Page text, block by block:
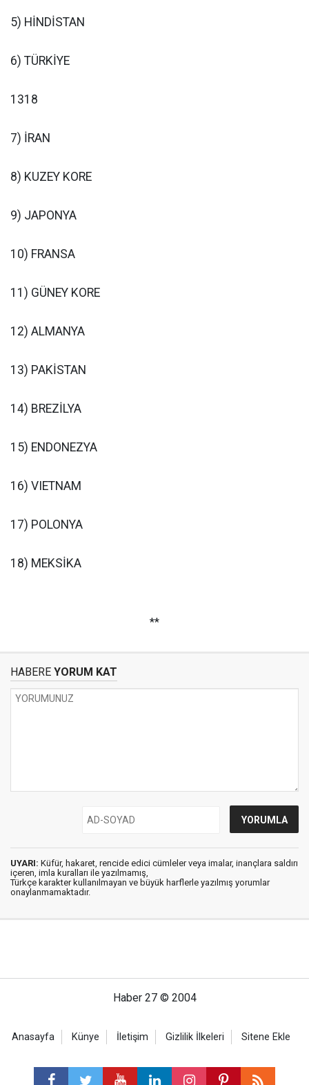
5) HİNDİSTAN
6) TÜRKİYE
1318
7) İRAN
8) KUZEY KORE
9) JAPONYA
10) FRANSA
11) GÜNEY KORE
12) ALMANYA
13) PAKİSTAN
14) BREZİLYA
15) ENDONEZYA
16) VIETNAM
17) POLONYA
18) MEKSİKA
**
HABERE YORUM KAT
UYARI: Küfür, hakaret, rencide edici cümleler veya imalar, inançlara saldırı
içeren, imla kuralları ile yazılmamış,
Türkçe karakter kullanılmayan ve büyük harflerle yazılmış yorumlar
onaylanmamaktadır.
Haber 27 © 2004
Anasayfa Künye İletişim Gizlilik İlkeleri Sitene Ekle